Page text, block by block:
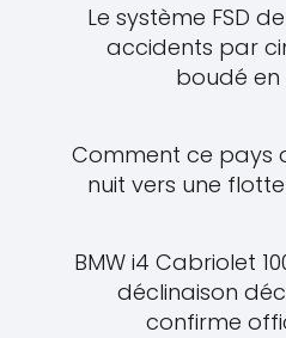
Le système FSD
accidents par
boudé en
Comment ce pays
nuit vers une
BMW i4 Cabriolet
déclinaison
confirme